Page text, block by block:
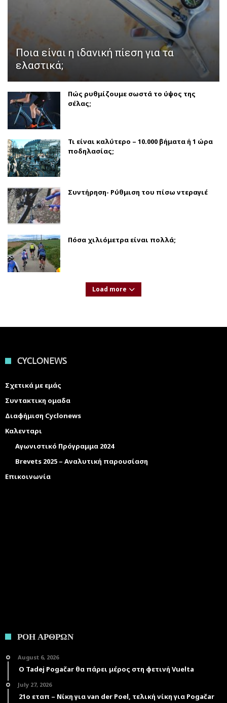
Ποια είναι η ιδανική πίεση για τα
ελαστικά;
Πώς ρυθμίζουμε σωστά το ύψος της
σέλας;
Τι είναι καλύτερο – 10.000 βήματα ή 1 ώρα
ποδηλασίας;
Συντήρηση- Ρύθμιση του πίσω ντεραγιέ
Πόσα χιλιόμετρα είναι πολλά;
Load more
CYCLONEWS
Σχετικά με εμάς
Συντακτικη ομαδα
Διαφήμιση Cyclonews
Καλενταρι
Αγωνιστικό Πρόγραμμα 2024
Brevets 2025 – Αναλυτική παρουσίαση
Επικοινωνία
ΡΟΗ ΑΡΘΡΩΝ
August 6, 2026
Ο Tadej Pogačar θα πάρει μέρος στη φετινή Vuelta
July 27, 2026
21ο εταπ – Νίκη για van der Poel, τελική νίκη για Pogačar